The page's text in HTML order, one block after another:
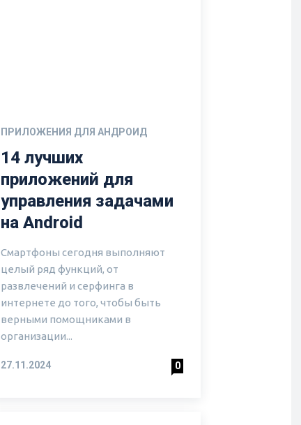
ПРИЛОЖЕНИЯ ДЛЯ АНДРОИД
14 лучших
приложений для
управления задачами
на Android
Смартфоны сегодня выполняют
целый ряд функций, от
развлечений и серфинга в
интернете до того, чтобы быть
верными помощниками в
организации...
27.11.2024 0